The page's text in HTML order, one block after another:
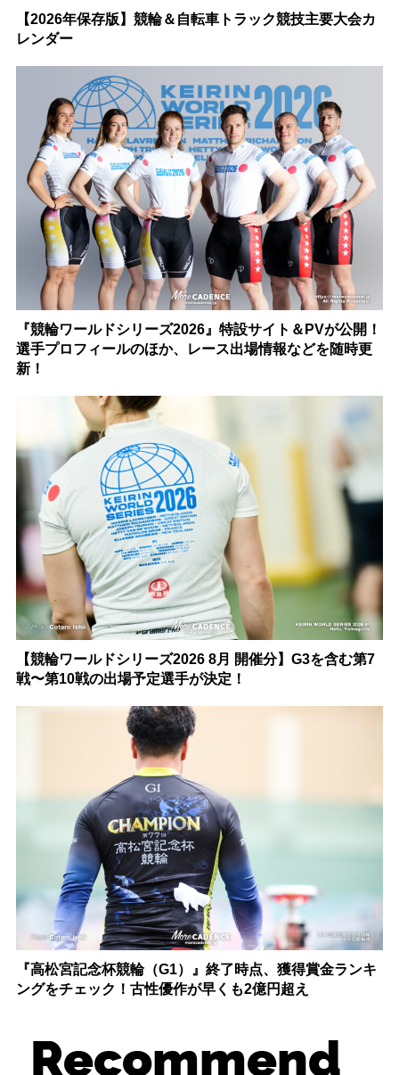
【2026年保存版】競輪＆自転車トラック競技主要大会カ
レンダー
『競輪ワールドシリーズ2026』特設サイト＆PVが公開！
選手プロフィールのほか、レース出場情報などを随時更
新！
【競輪ワールドシリーズ2026 8月 開催分】G3を含む第7
戦〜第10戦の出場予定選手が決定！
『高松宮記念杯競輪（G1）』終了時点、獲得賞金ランキ
ングをチェック！古性優作が早くも2億円超え
Recommend